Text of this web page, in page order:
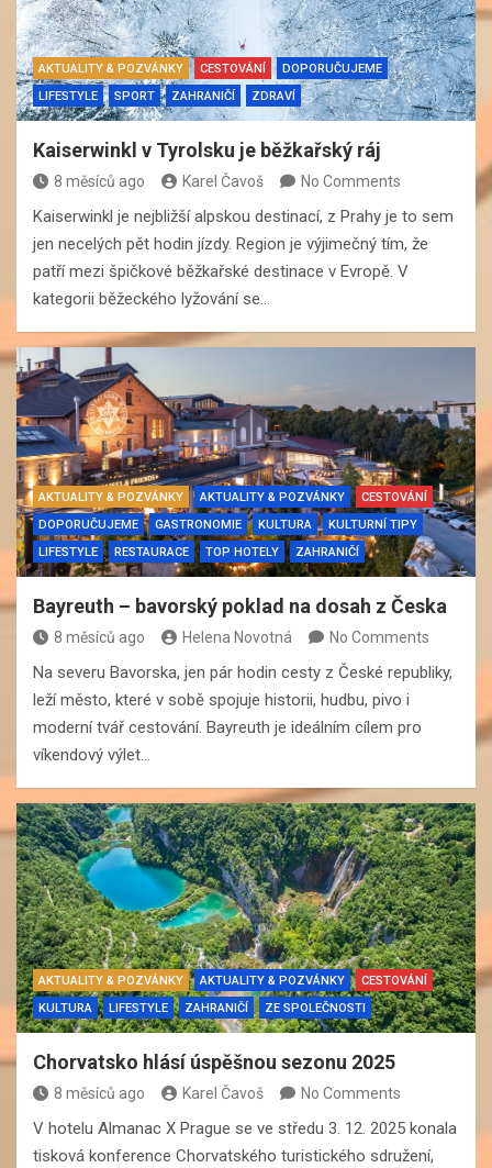
AKTUALITY & POZVÁNKY CESTOVÁNÍ
DOPORUČUJEME
LIFESTYLE
SPORT ZAHRANIČÍ ZDRAVÍ
Kaiserwinkl v Tyrolsku je běžkařský ráj
8 měsíců ago Karel Čavoš No Comments
Kaiserwinkl je nejbližší alpskou destinací, z Prahy je to sem
jen necelých pět hodin jízdy. Region je výjimečný tím, že
patří mezi špičkové běžkařské destinace v Evropě. V
kategorii běžeckého lyžování se…
AKTUALITY & POZVÁNKY AKTUALITY & POZVÁNKY
CESTOVÁNÍ
DOPORUČUJEME
GASTRONOMIE KULTURA
KULTURNÍ TIPY
LIFESTYLE
RESTAURACE TOP HOTELY ZAHRANIČÍ
Bayreuth – bavorský poklad na dosah z Česka
8 měsíců ago Helena Novotná No Comments
Na severu Bavorska, jen pár hodin cesty z České republiky,
leží město, které v sobě spojuje historii, hudbu, pivo i
moderní tvář cestování. Bayreuth je ideálním cílem pro
víkendový výlet…
AKTUALITY & POZVÁNKY AKTUALITY & POZVÁNKY
CESTOVÁNÍ
KULTURA
LIFESTYLE ZAHRANIČÍ ZE SPOLEČNOSTI
Chorvatsko hlásí úspěšnou sezonu 2025
8 měsíců ago Karel Čavoš No Comments
V hotelu Almanac X Prague se ve středu 3. 12. 2025 konala
tisková konference Chorvatského turistického sdružení,